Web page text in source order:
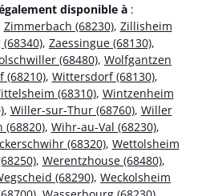
disponible à :
Zimmerbach (68230), Zillisheim
, Zaessingue (68130),
(68480), Wolfgantzen
(68210), Wittersdorf (68130),
(68310), Wintzenheim
, Willer-sur-Thur (68760), Willer
(68820), Wihr-au-Val (68230),
(68320), Wettolsheim
, Werentzhouse (68480),
(68290), Weckolsheim